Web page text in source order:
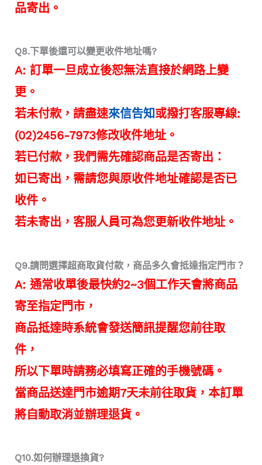
品寄出。
Q8.下單後還可以變更收件地址嗎?
A: 訂單一旦成立後恕無法直接於網路上變
更。
若未付款，請盡速來信告知或撥打客服專線:
(02)2456-7973修改收件地址。
若已付款，我們需先確認商品是否寄出：
如已寄出，需請您與原收件地址確認是否已
收件。
若未寄出，客服人員可為您更新收件地址。
Q9.請問選擇超商取貨付款，商品多久會抵達指定門市？
A: 通常收單後最快約2~3個工作天會將商品
寄至指定門市，
商品抵達時系統會發送簡訊提醒您前往取
件，
所以下單時請務必填寫正確的手機號碼。
當商品送達門市逾期7天未前往取貨，本訂單
將自動取消並辦理退貨。
Q10.如何辦理退換貨?